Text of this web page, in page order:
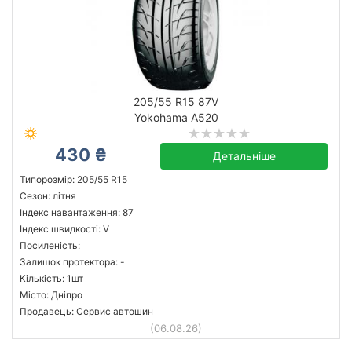
205/55 R15 87V
Yokohama A520
430 ₴ Детальніше
Типорозмір: 205/55 R15
Сезон: літня
Індекс навантаження: 87
Індекс швидкості: V
Посиленість:
Залишок протектора: -
Кількість: 1шт
Місто: Дніпро
Продавець: Сервис автошин
(06.08.26)